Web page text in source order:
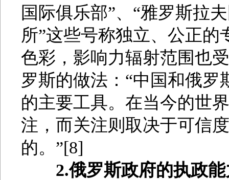
国际俱乐部”、“雅罗斯拉
所”这些号称独立、公正
色彩，影响力辐射范围也
罗斯的做法：“中国和俄
的主要工具。在当今的世
注，而关注则取决于可信
的。”[8]
2.俄罗斯政府的执政